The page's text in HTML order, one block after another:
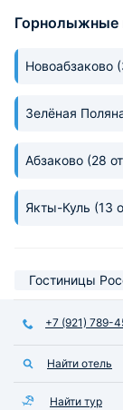
Горнолыжные
Новоабзаково
Зелёная
Абзаково (28
Якты-Куль (13
Гостиницы
+7 (921) 789-
Найти отель
Найти тур